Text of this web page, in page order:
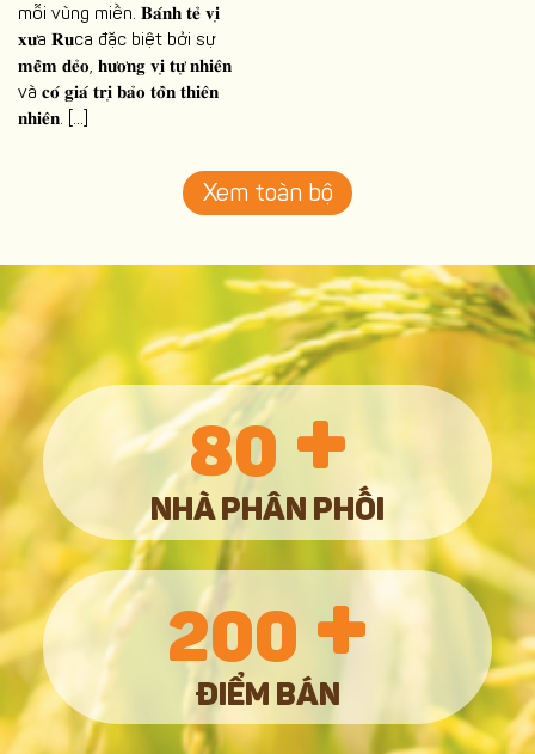
mỗi vùng miền. 𝐁𝐚́𝐧𝐡 𝐭𝐞̉ 𝐯𝐢̣
𝐱𝐮̛a 𝐑𝐮ca đặc biệt bởi sự
𝐦𝐞̂̀𝐦 𝐝𝐞̉𝐨, 𝐡𝐮̛𝐨̛𝐧𝐠 𝐯𝐢̣ 𝐭𝐮̛̣ 𝐧𝐡𝐢𝐞̂𝐧
và 𝐜𝐨́ 𝐠𝐢𝐚́ 𝐭𝐫𝐢̣ 𝐛𝐚̉𝐨 𝐭𝐨̂̀𝐧 𝐭𝐡𝐢𝐞̂𝐧
𝐧𝐡𝐢𝐞̂𝐧. […]
Xem toàn bộ
80 +
NHÀ PHÂN PHỐI
200 +
ĐIỂM BÁN